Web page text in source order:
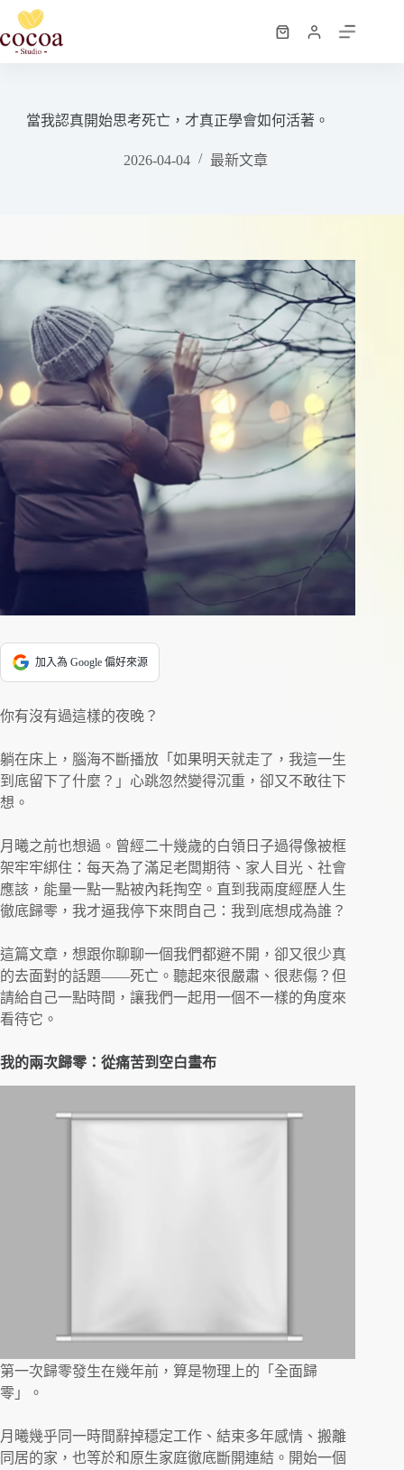
至
購
當我認真開始思考死亡，才真正學會如何活著。
2026-04-04 最新文章
加入為 Google 偏好來源
你有沒有過這樣的夜晚？
躺在床上，腦海不斷播放「如果明天就走了，我這一生
到底留下了什麼？」心跳忽然變得沉重，卻又不敢往下
想。
月曦之前也想過。曾經二十幾歲的白領日子過得像被框
架牢牢綁住：每天為了滿足老闆期待、家人目光、社會
應該，能量一點一點被內耗掏空。直到我兩度經歷人生
徹底歸零，我才逼我停下來問自己：我到底想成為誰？
這篇文章，想跟你聊聊一個我們都避不開，卻又很少真
的去面對的話題——死亡。聽起來很嚴肅、很悲傷？但
請給自己一點時間，讓我們一起用一個不一樣的角度來
看待它。
我的兩次歸零：從痛苦到空白畫布
第一次歸零發生在幾年前，算是物理上的「全面歸
零」。
月曦幾乎同一時間辭掉穩定工作、結束多年感情、搬離
同居的家，也等於和原生家庭徹底斷開連結。開始一個